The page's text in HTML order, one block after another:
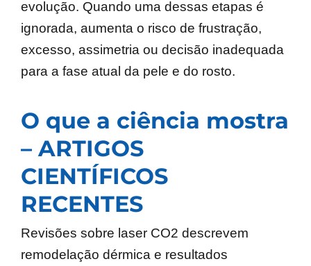
evolução. Quando uma dessas etapas é
ignorada, aumenta o risco de frustração,
excesso, assimetria ou decisão inadequada
para a fase atual da pele e do rosto.
O que a ciência mostra
– ARTIGOS
CIENTÍFICOS
RECENTES
Revisões sobre laser CO2 descrevem
remodelação dérmica e resultados